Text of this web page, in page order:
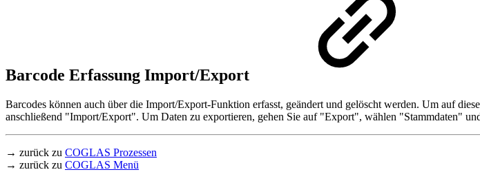
Barcode Erfassung Import/Export
Barcodes können auch über die Import/Export-Funktion erfasst, geändert und gelöscht werden. Um auf
anschließend "Import/Export". Um Daten zu exportieren, gehen Sie auf "Export", wählen "Stammdaten"
→ zurück zu COGLAS Prozessen
→ zurück zu COGLAS Menü